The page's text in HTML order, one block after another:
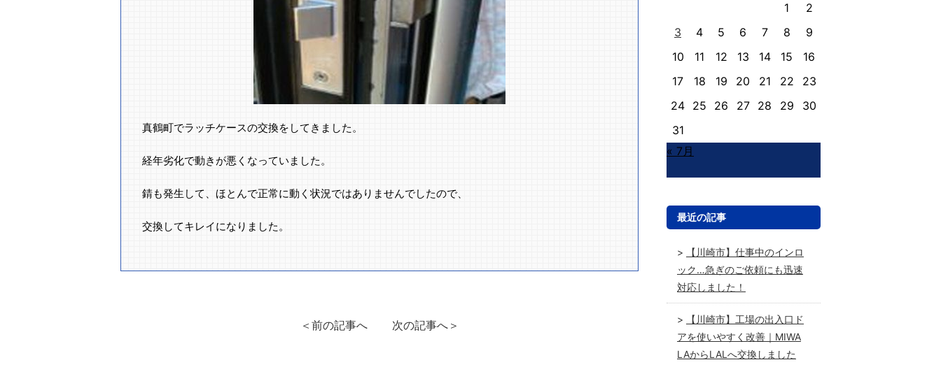
真鶴町でラッチケースの交換をしてきました。
経年劣化で動きが悪くなっていました。
錆も発生して、ほとんで正常に動く状況ではありませんでしたので、
交換してキレイになりました。
＜前の記事へ 次の記事へ＞
1
2
3
4 5 6 7 8
9
10
11 12 13 14 15
16
17
18 19 20 21 22
23
24 25 26 27 28 29
30
31
« 7月
最近の記事
【川崎市】仕事中のインロ
ック…急ぎのご依頼にも迅速
対応しました！
【川崎市】工場の出入口ド
アを使いやすく改善｜MIWA
LAからLALへ交換しました